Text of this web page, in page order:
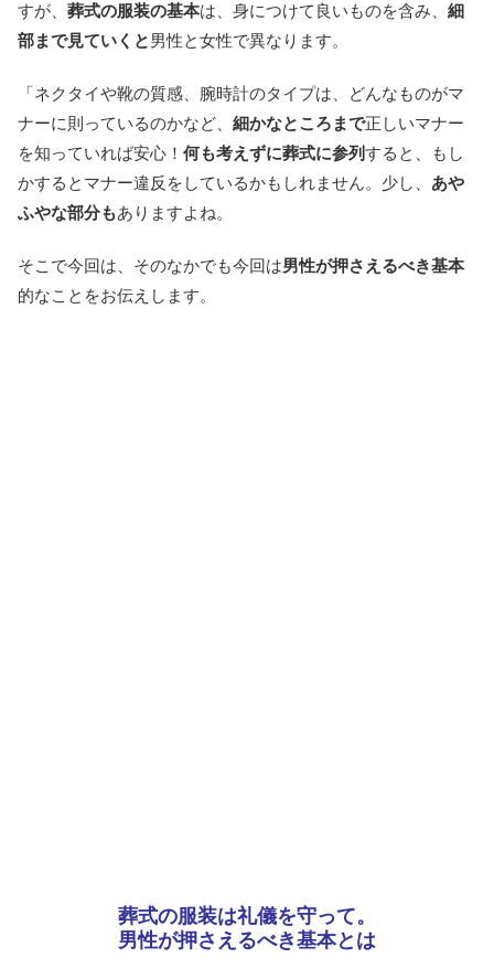
すが、 葬式の服装の基本は、身につけて良いものを含み、 細
部まで見ていくと男性と女性で異なります。
「ネクタイや靴の質感、腕時計のタイプは、どんなものがマ
ナーに則っているのかなど、 細かなところまで正しいマナー
を知っていれば安心！ 何も考えずに葬式に参列すると、もし
かするとマナー違反をしているかもしれません。少し、 あや
ふやな部分もありますよね。
そこで今回は、そのなかでも今回は男性が押さえるべき基本
的なことをお伝えします。
葬式の服装は礼儀を守って。
男性が押さえるべき基本とは